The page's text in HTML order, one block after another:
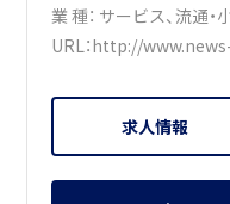
業 種： サービス、流通・
URL：http://
求人情報